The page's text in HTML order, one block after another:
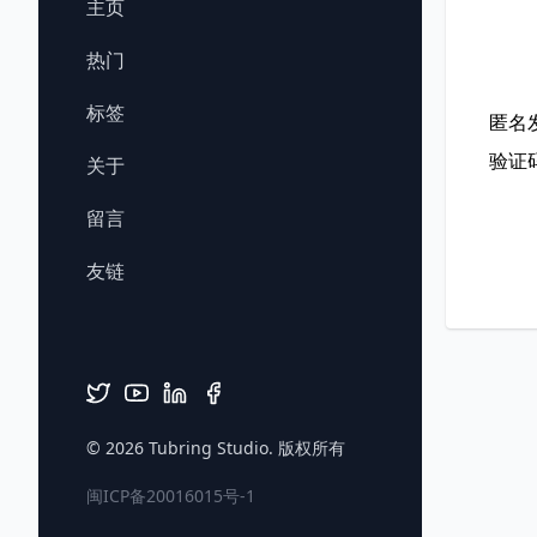
主页
热门
标签
关于
留言
友链
© 2026 Tubring Studio. 版权所有
闽ICP备20016015号-1
匿名
验证